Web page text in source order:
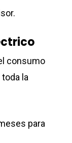
consumo
la
para